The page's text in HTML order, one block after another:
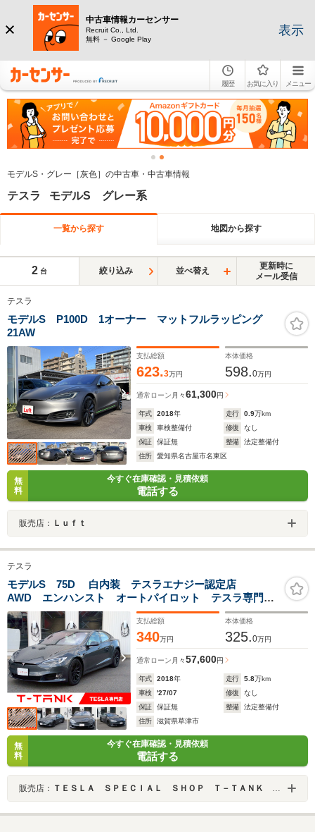
中古車情報カーセンサー
Recruit Co., Ltd.
無料 － Google Play
表示
履歴 お気に入り メニュー
モデルS・グレー［灰色］の中古車・中古車情報
テスラ モデルS グレー系
一覧から探す 地図から探す
2 台 絞り込み 並べ替え
更新時に
メール受信
テスラ
モデルS P100D 1オーナー マットフルラッピング
21AW
支払総額
623.3万円
本体価格
598.0万円
通常ローン 月々61,300円
年式 2018年 走行 0.9万km
車検
車検整備付 修復
なし
保証
保証無 整備
法定整備付
住所
愛知県名古屋市名東区
無
料
今すぐ在庫確認・見積依頼
電話する
販売店： Ｌｕｆｔ
テスラ
モデルS 75D 白内装 テスラエナジー認定店
AWD エンハンスト オートパイロット テスラ専門店
ミッドナイトシルバー
支払総額
340万円
本体価格
325.0万円
通常ローン 月々57,600円
年式 2018年 走行 5.8万km
車検
'27/07 修復
なし
保証
保証無 整備
法定整備付
住所
滋賀県草津市
無
料
今すぐ在庫確認・見積依頼
電話する
販売店： ＴＥＳＬＡ ＳＰＥＣＩＡＬ ＳＨＯＰ Ｔ－ＴＡＮＫ ＣＡＲＶＥＸ（カーベックス） 滋賀のテスラ モデル３ モデルＹ専門店